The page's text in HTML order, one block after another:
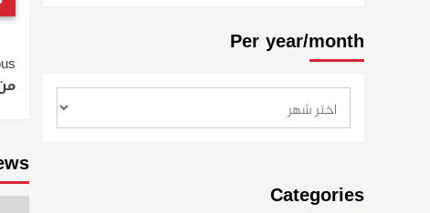
من
Per year/month
Categories